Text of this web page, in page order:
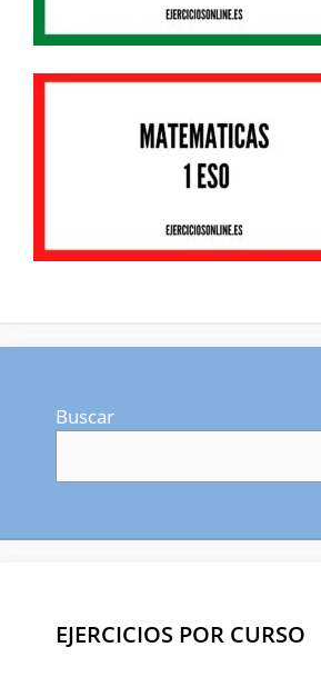
Buscar
EJERCICIOS POR CURSO